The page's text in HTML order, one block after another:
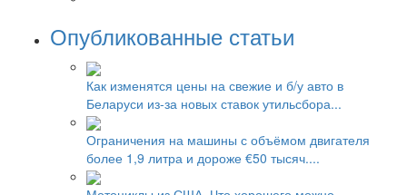
Опубликованные статьи
Как изменятся цены на свежие и б/у авто в
Беларуси из-за новых ставок утильсбора...
Ограничения на машины с объёмом двигателя
более 1,9 литра и дороже €50 тысяч....